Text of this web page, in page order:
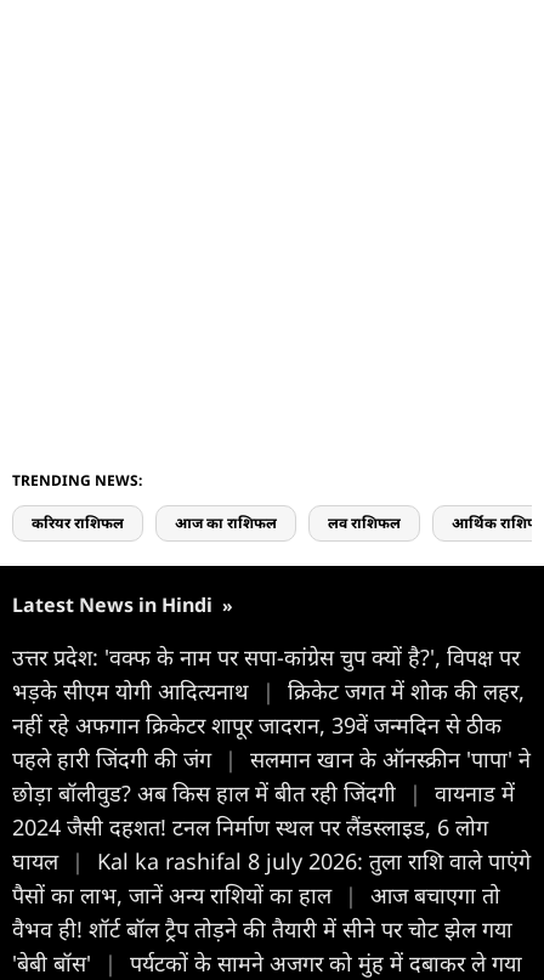
TRENDING NEWS:
करियर राशिफल आज का राशिफल लव राशिफल आर्थिक
Latest News in Hindi »
उत्तर प्रदेश: 'वक्फ के नाम पर सपा-कांग्रेस चुप क्यों है?', विपक्ष पर
भड़के सीएम योगी आदित्यनाथ
|
क्रिकेट जगत में शोक की लहर,
नहीं रहे अफगान क्रिकेटर शापूर जादरान, 39वें जन्मदिन से ठीक
पहले हारी जिंदगी की जंग |
सलमान खान के ऑनस्क्रीन 'पापा' ने
छोड़ा बॉलीवुड? अब किस हाल में बीत रही जिंदगी
|
वायनाड में
2024 जैसी दहशत! टनल निर्माण स्थल पर लैंडस्लाइड, 6 लोग
घायल |
Kal ka rashifal 8 july 2026: तुला राशि वाले पाएंगे
पैसों का लाभ, जानें अन्य राशियों का हाल |
आज बचाएगा तो
वैभव ही! शॉर्ट बॉल ट्रैप तोड़ने की तैयारी में सीने पर चोट झेल गया
'बेबी बॉस'
|
पर्यटकों के सामने अजगर को मुंह में दबाकर ले गया